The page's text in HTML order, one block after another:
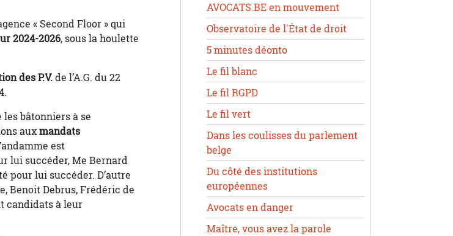
« Second Floor » qui
2024-2026, sous la houlette
des P.V.de l’A.G. du 22
bâtonniers à se
auxmandats
est
lui succéder, Me Bernard
pour lui succéder. D’autre
Benoit Debrus, Frédéric de
candidats à leur
AVOCATS.BE en mouvement
Observatoire de l'État de droit
5 minutes déonto
Le fil blanc
Le fil RGPD
Le fil vert
Dans les coulisses du parlement
belge
Du côté des institutions
européennes
Avocats en danger
Maître, vous avez la parole